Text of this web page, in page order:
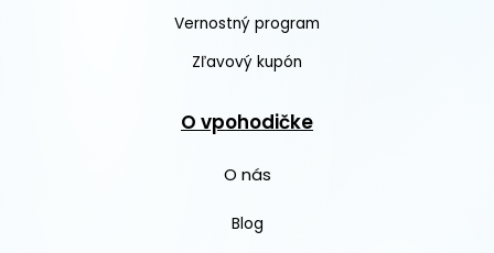
Vernostný program
Zľavový kupón
O vpohodičke
O nás
Blog